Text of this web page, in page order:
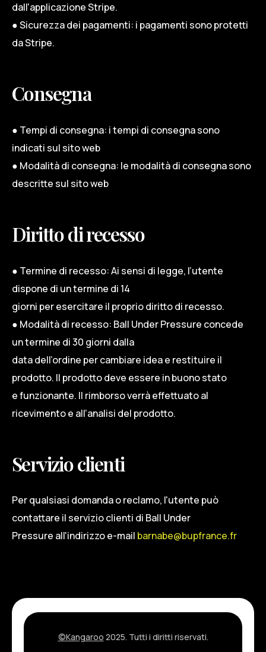
dall'applicazione Stripe.
● Sicurezza dei pagamenti: i pagamenti sono protetti
da Stripe.
Consegna
● Tempi di consegna: i tempi di consegna sono
indicati sul sito web
● Modalità di consegna: le modalità di consegna sono
descritte sul sito web
Diritto di recesso
● Termine di recesso: Ai sensi di legge, l’utente
dispone di un termine di 14
giorni per esercitare il proprio diritto di recesso.
● Modalità di recesso: Ball Under Pressure concede
un termine di 30 giorni dalla
data dell’ordine per cambiare idea e restituire il
prodotto. Il prodotto deve essere in buono stato
e funzionante. Il rimborso verrà effettuato al
ricevimento e all’analisi del prodotto.
Servizio clienti
Per qualsiasi domanda o reclamo, l'utente può
contattare il servizio clienti di Ball Under
Pressure all'indirizzo e-mail barnabe@bupfrance.fr
©Kangaroo 2025. Tutti i diritti riservati.